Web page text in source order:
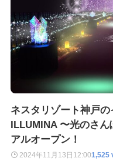
ネスタリゾート神戸
ILLUMINA 〜光のさ
アルオープン！
2024年11月13日 12:001,525